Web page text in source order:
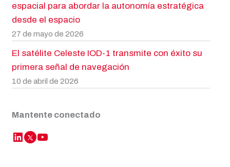
espacial para abordar la autonomía estratégica
desde el espacio
27 de mayo de 2026
El satélite Celeste IOD-1 transmite con éxito su
primera señal de navegación
10 de abril de 2026
Mantente conectado
LinkedIn Twitter YouTube